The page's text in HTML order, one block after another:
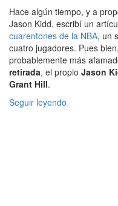
Hace algún tiempo, y a
Jason Kidd, escribí un
cuarentones de la NBA, un
cuatro jugadores. Pues
probablemente más
retirada, el propio Jason
Grant Hill.
Seguir leyendo